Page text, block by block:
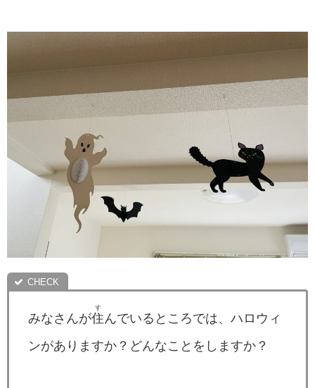
みなさんが住
す
んでいるところでは、ハロウィ
ンがありますか？どんなことをしますか？